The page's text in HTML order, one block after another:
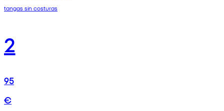
tangas sin costuras
2
95
€